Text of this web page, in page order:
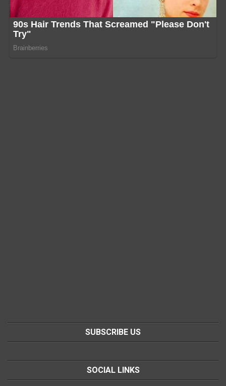
SUBSCRIBE US
SOCIAL LINKS